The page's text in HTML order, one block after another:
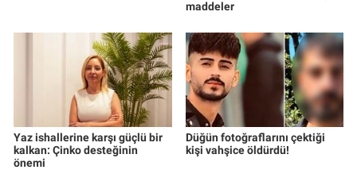
maddeler
Yaz ishallerine karşı güçlü bir
kalkan: Çinko desteğinin
önemi
Düğün fotoğraflarını çektiği
kişi vahşice öldürdü!